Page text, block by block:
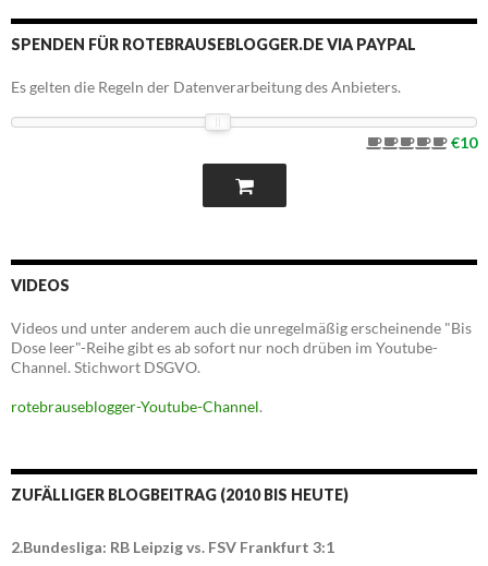
SPENDEN FÜR ROTEBRAUSEBLOGGER.DE VIA PAYPAL
Es gelten die Regeln der Datenverarbeitung des Anbieters.
€10
VIDEOS
Videos und unter anderem auch die unregelmäßig erscheinende "Bis
Dose leer"-Reihe gibt es ab sofort nur noch drüben im Youtube-
Channel. Stichwort DSGVO.
rotebrauseblogger-Youtube-Channel.
ZUFÄLLIGER BLOGBEITRAG (2010 BIS HEUTE)
2.Bundesliga: RB Leipzig vs. FSV Frankfurt 3:1